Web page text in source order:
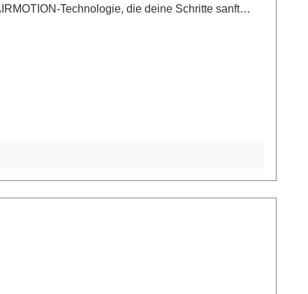
Technologie, die deine Schritte sanft